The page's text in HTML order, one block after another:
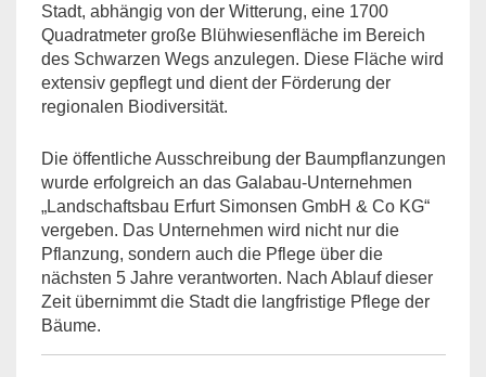
Stadt, abhängig von der Witterung, eine 1700
Quadratmeter große Blühwiesenfläche im Bereich
des Schwarzen Wegs anzulegen. Diese Fläche wird
extensiv gepflegt und dient der Förderung der
regionalen Biodiversität.
Die öffentliche Ausschreibung der Baumpflanzungen
wurde erfolgreich an das Galabau-Unternehmen
„Landschaftsbau Erfurt Simonsen GmbH & Co KG“
vergeben. Das Unternehmen wird nicht nur die
Pflanzung, sondern auch die Pflege über die
nächsten 5 Jahre verantworten. Nach Ablauf dieser
Zeit übernimmt die Stadt die langfristige Pflege der
Bäume.